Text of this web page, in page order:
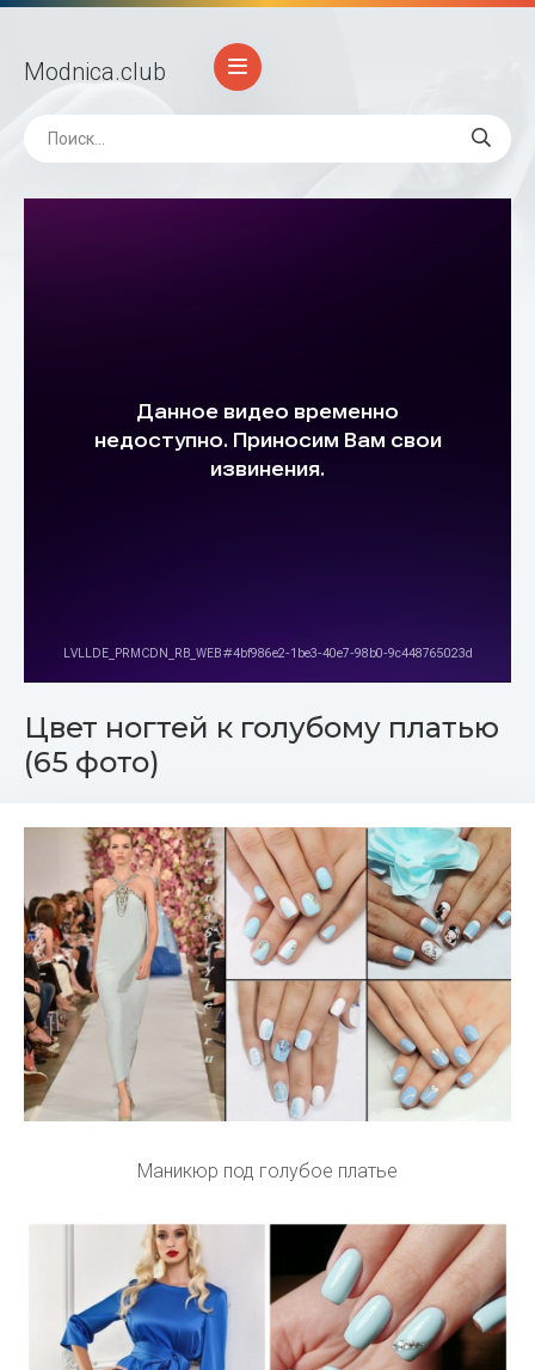
Modnica.club
Цвет ногтей к голубому платью
(65 фото)
Маникюр под голубое платье